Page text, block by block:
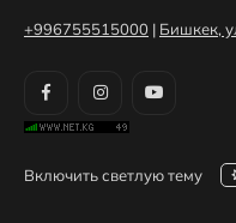
+996755515000 | Бишкек,